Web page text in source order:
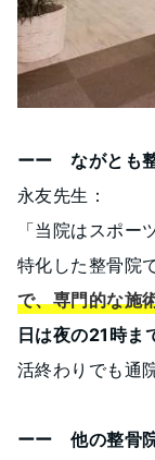
ーー ながとも
永友先生：
「当院はスポ
特化した整骨院
で、専門的な施
日は夜の21時ま
活終わりでも通
ーー 他の整骨